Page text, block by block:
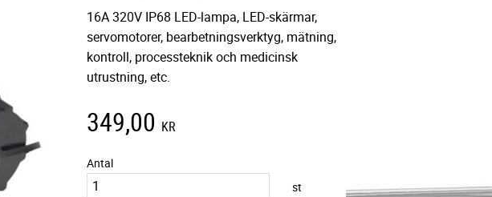
16A 320V IP68 LED-lampa, LED-skärmar,
servomotorer, bearbetningsverktyg, mätning,
kontroll, processteknik och medicinsk
utrustning, etc.
349,00 KR
Antal
st